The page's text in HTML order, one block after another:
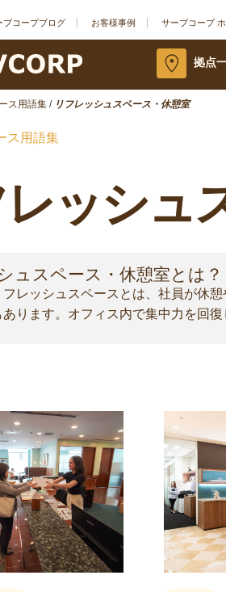
ブコープブログ お客様事例 サーブコープ
拠点
ス用語集 / リフレッシュスペース・休憩室
ス用語集
レッシュ
ュスペース・休憩室とは？
フレッシュスペースとは、社員が休
ります。オフィス内で集中力を回